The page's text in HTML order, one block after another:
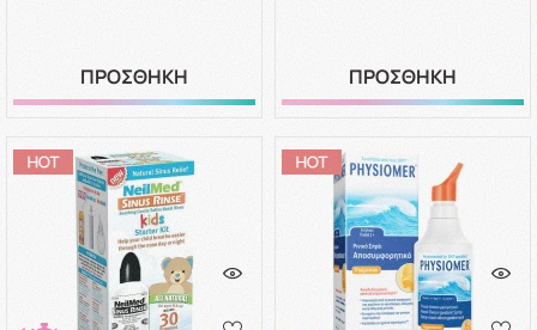
ΠΡΟΣΘΗΚΗ ΠΡΟΣΘΗΚΗ